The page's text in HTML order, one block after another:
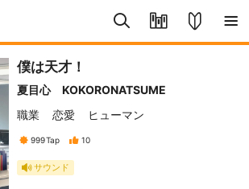
僕は天才！
夏目心 KOKORONATSUME
職業
恋愛 ヒューマン
999Tap 10
サウンド